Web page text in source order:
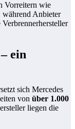
Vorreitern wie
Anbieter
ein
sich Mercedes
von über 1.000
liegen die